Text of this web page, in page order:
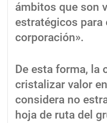
ámbitos que son
estratégicos para
corporación».
De esta forma, la
cristalizar valor
considera no
hoja de ruta del